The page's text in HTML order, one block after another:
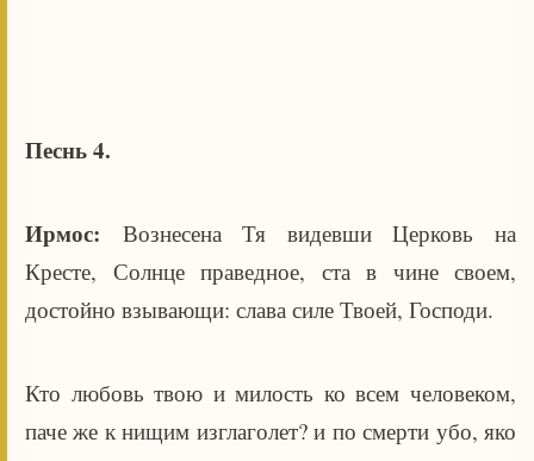
Песнь 4.
Ирмос: Вознесена Тя видевши Церковь на
Кресте, Солнце праведное, ста в чине своем,
достойно взывающи: слава силе Твоей, Господи.
Кто любовь твою и милость ко всем человеком,
паче же к нищим изглаголет? и по смерти убо, яко